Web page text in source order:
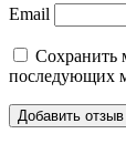
Email
Сохранить
последующих